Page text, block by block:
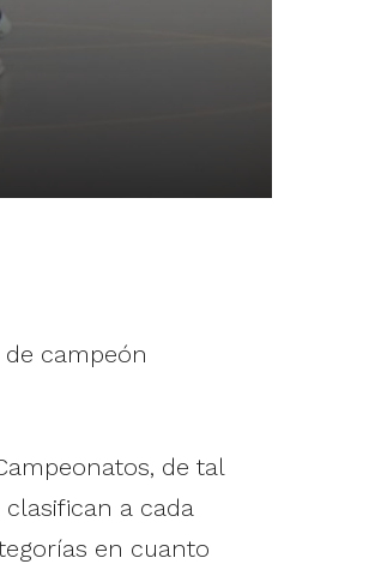
campeón
de tal
a cada
en cuanto